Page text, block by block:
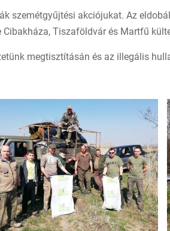
szemétgyűjtési akciójukat. Az
Tiszaföldvár és Martfű
megtisztításán és az illegális